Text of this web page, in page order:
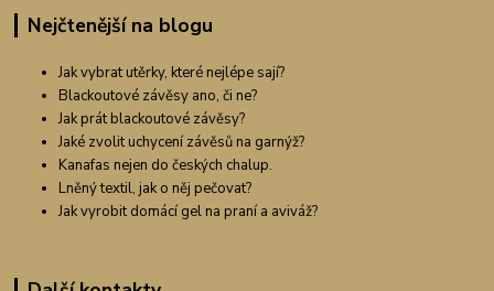
Nejčtenější na blogu
Jak vybrat utěrky, které nejlépe sají?
Blackoutové závěsy ano, či ne?
Jak prát blackoutové závěsy?
Jaké zvolit uchycení závěsů na garnýž?
Kanafas nejen do českých chalup.
Lněný textil, jak o něj pečovat?
Jak vyrobit domácí gel na praní a aviváž?